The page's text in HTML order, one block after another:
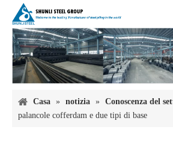
Casa » notizia » Conoscenza del
palancole cofferdam e due tipi di base